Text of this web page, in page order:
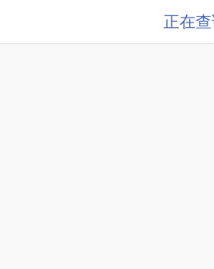
正在